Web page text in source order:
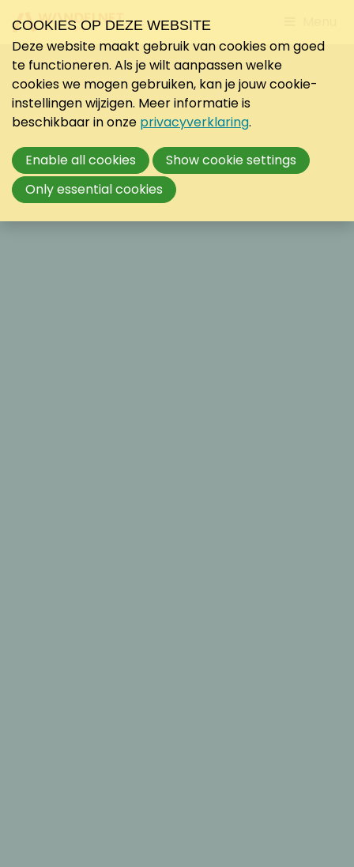
to
COOKIES OP DEZE WEBSITE
Deze website maakt gebruik van cookies om goed
te functioneren. Als je wilt aanpassen welke
cookies we mogen gebruiken, kan je jouw cookie-
instellingen wijzigen. Meer informatie is
beschikbaar in onze privacyverklaring.
Enable all cookies
Show cookie settings
Only essential cookies